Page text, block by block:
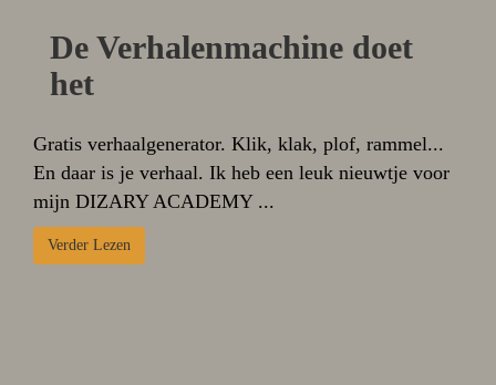
De Verhalenmachine doet
het
Gratis verhaalgenerator. Klik, klak, plof, rammel...
En daar is je verhaal. Ik heb een leuk nieuwtje voor
mijn DIZARY ACADEMY ...
Verder Lezen